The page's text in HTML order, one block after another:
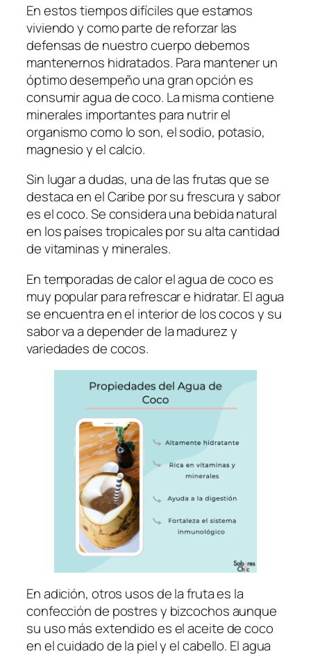
En estos tiempos difíciles que estamos
viviendo y como parte de reforzar las
defensas de nuestro cuerpo debemos
mantenernos hidratados. Para mantener un
óptimo desempeño una gran opción es
consumir agua de coco. La misma contiene
minerales importantes para nutrir el
organismo como lo son, el sodio, potasio,
magnesio y el calcio.
Sin lugar a dudas, una de las frutas que se
destaca en el Caribe por su frescura y sabor
es el coco. Se considera una bebida natural
en los países tropicales por su alta cantidad
de vitaminas y minerales.
En temporadas de calor el agua de coco es
muy popular para refrescar e hidratar. El agua
se encuentra en el interior de los cocos y su
sabor va a depender de la madurez y
variedades de cocos.
En adición, otros usos de la fruta es la
confección de postres y bizcochos aunque
su uso más extendido es el aceite de coco
en el cuidado de la piel y el cabello. El agua